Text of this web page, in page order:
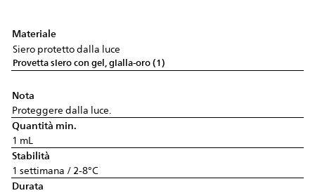
Materiale
Siero protetto dalla luce
Provetta siero con gel, gialla-oro (1)
Nota
Proteggere dalla luce.
Quantità min.
1 mL
Stabilità
1 settimana / 2-8°C
Durata